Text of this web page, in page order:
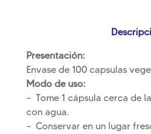
Presentación:
Envase de 100 capsulas
Modo de uso:
– Tome 1 cápsula cerca de
con agua.
– Conservar en un lugar